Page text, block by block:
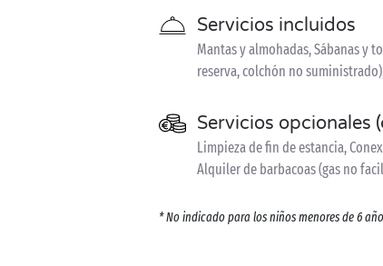
Servicios incluidos
Mantas y almohadas, Sábanas y
reserva, colchón no
Servicios opcionales
Limpieza de fin de estancia,
Alquiler de barbacoas (gas no
* No indicado para los niños menores de 6